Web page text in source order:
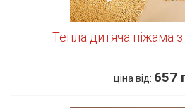
Тепла дитяча піжама
ціна від: 657